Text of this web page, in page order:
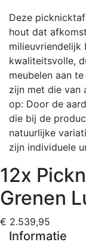
Deze
hout dat
milieuvriendelijk
kwaliteitsvolle,
meubelen aan
zijn met die van
op: Door de
die bij de
natuurlijke
zijn individuele
12x
Grenen
€ 2.539,95
Informatie